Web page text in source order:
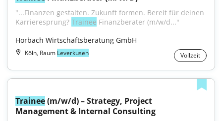
"...Finanzen gestalten. Zukunft formen. Bereit für deinen
Karrieresprung? Trainee Finanzberater (m/w/d..."
Horbach Wirtschaftsberatung GmbH
Köln, Raum Leverkusen Vollzeit
Trainee (m/w/d) – Strategy, Project
Management & Internal Consulting